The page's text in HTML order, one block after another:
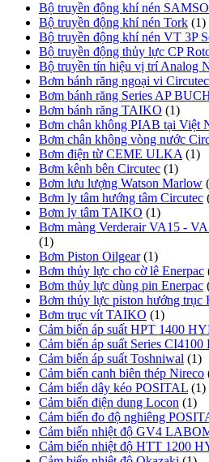
Bộ truyền động khí nén
Bộ truyền động khí nén Tork (1)
Bộ truyền động khí nén VT 3P
Bộ truyền động thủy lực CP
Bộ truyền tín hiệu vị trí Analog
Bơm bánh răng ngoại vi Circutec
Bơm bánh răng Series AP
Bơm bánh răng TAIKO (1)
Bơm chân không PIAB tại Việt
Bơm chân không vòng nước
Bơm điện từ CEME ULKA (1)
Bơm kênh bên Circutec (1)
Bơm lưu lượng Watson Marlow
Bơm ly tâm hướng tâm Circutec
Bơm ly tâm TAIKO (1)
Bơm màng Verderair VA15 -
(1)
Bơm Piston Oilgear (1)
Bơm thủy lực cho cờ lê Enerpac
Bơm thủy lực dùng pin Enerpac
Bơm thủy lực piston hướng trục
Bơm trục vít TAIKO (1)
Cảm biến áp suất HPT 1400
Cảm biến áp suất Series
Cảm biến áp suất Toshniwal (1)
Cảm biến canh biên thép Nireco
Cảm biến dây kéo POSITAL (1)
Cảm biến điện dung Locon (1)
Cảm biến đo độ nghiêng
Cảm biến nhiệt độ GV4
Cảm biến nhiệt độ HTT 1200